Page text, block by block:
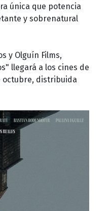
única que potencia
y sobrenatural
y Olguín Films,
llegará a los cines de
octubre, distribuida